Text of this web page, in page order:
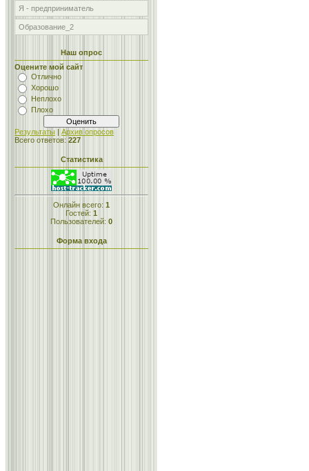
Я - предприниматель
Образование_2
Наш опрос
Оцените мой сайт
Отлично
Хорошо
Неплохо
Плохо
Результаты | Архив опросов
Всего ответов: 227
Статистика
Онлайн всего: 1
Гостей: 1
Пользователей: 0
Форма входа